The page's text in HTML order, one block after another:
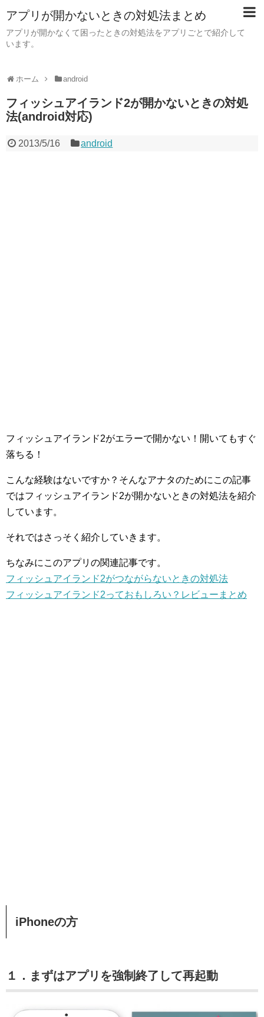
アプリが開かないときの対処法まとめ
アプリが開かなくて困ったときの対処法をアプリごとで紹介して
います。
ホーム android
フィッシュアイランド2が開かないときの対処
法(android対応)
2013/5/16 android
フィッシュアイランド2がエラーで開かない！開いてもすぐ
落ちる！
こんな経験はないですか？そんなアナタのためにこの記事
ではフィッシュアイランド2が開かないときの対処法を紹介
しています。
それではさっそく紹介していきます。
ちなみにこのアプリの関連記事です。
フィッシュアイランド2がつながらないときの対処法
フィッシュアイランド2っておもしろい？レビューまとめ
iPhoneの方
１．まずはアプリを強制終了して再起動